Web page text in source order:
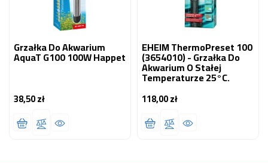
Grzałka Do Akwarium
AquaT G100 100W Happet
38,50 złCena
EHEIM ThermoPreset 100
(3654010) - Grzałka Do
Akwarium O Stałej
Temperaturze 25°C.
118,00 złCena